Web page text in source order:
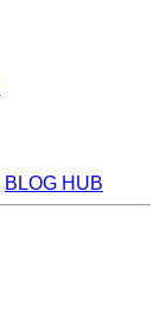
BLOG HUB